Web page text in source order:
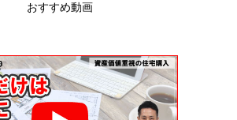
おすすめ動画